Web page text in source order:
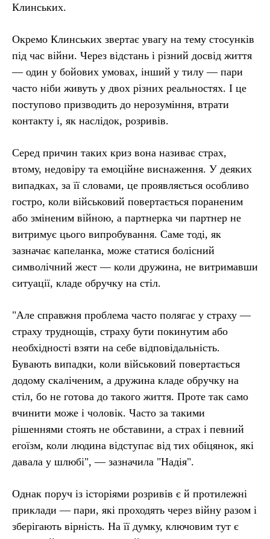
Клинських.
Окремо Клинських звертає увагу на тему стосунків
під час війни. Через відстань і різний досвід життя
— один у бойових умовах, інший у тилу — пари
часто ніби живуть у двох різних реальностях. І це
поступово призводить до нерозуміння, втрати
контакту і, як наслідок, розривів.
Серед причин таких криз вона називає страх,
втому, недовіру та емоційне виснаження. У деяких
випадках, за її словами, це проявляється особливо
гостро, коли військовий повертається пораненим
або зміненим війною, а партнерка чи партнер не
витримує цього випробування. Саме тоді, як
зазначає капеланка, може статися болісний
символічний жест — коли дружина, не витримавши
ситуації, кладе обручку на стіл.
"Але справжня проблема часто полягає у страху —
страху труднощів, страху бути покинутим або
необхідності взяти на себе відповідальність.
Бувають випадки, коли військовий повертається
додому скаліченим, а дружина кладе обручку на
стіл, бо не готова до такого життя. Проте так само
вчинити може і чоловік. Часто за такими
рішеннями стоять не обставини, а страх і певний
егоїзм, коли людина відступає від тих обіцянок, які
давала у шлюбі", — зазначила "Надія".
Однак поруч із історіями розривів є й протилежні
приклади — пари, які проходять через війну разом і
зберігають вірність. На її думку, ключовим тут є